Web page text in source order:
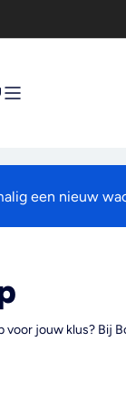
een nieuw
voor jouw klus? Bij